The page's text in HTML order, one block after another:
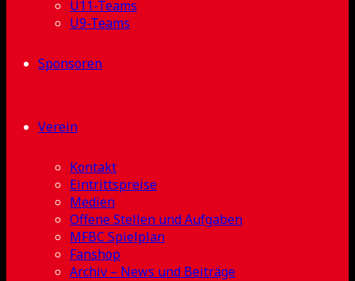
U11-Teams
U9-Teams
Sponsoren
Verein
Kontakt
Eintrittspreise
Medien
Offene Stellen und Aufgaben
MFBC Spielplan
Fanshop
Archiv – News und Beiträge